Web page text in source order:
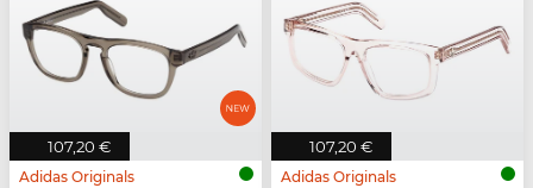
107,20 €
Adidas Originals
107,20 €
Adidas Originals